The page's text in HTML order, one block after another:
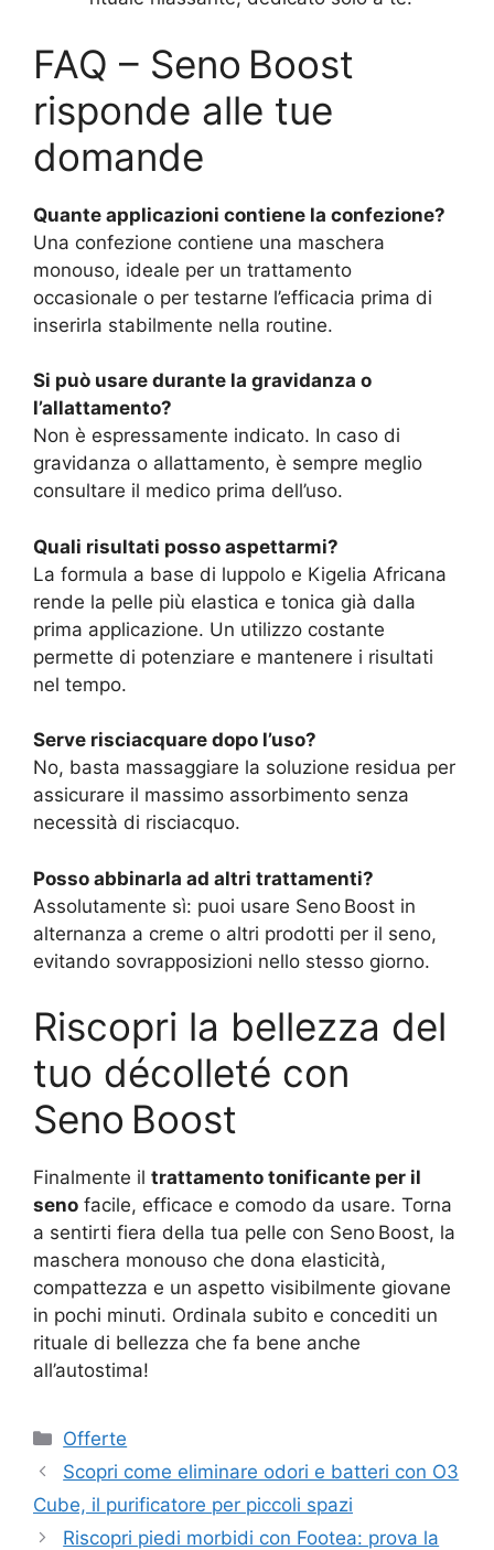
FAQ – Seno Boost
risponde alle tue
domande
Quante applicazioni contiene la confezione?
Una confezione contiene una maschera
monouso, ideale per un trattamento
occasionale o per testarne l’efficacia prima di
inserirla stabilmente nella routine.
Si può usare durante la gravidanza o
l’allattamento?
Non è espressamente indicato. In caso di
gravidanza o allattamento, è sempre meglio
consultare il medico prima dell’uso.
Quali risultati posso aspettarmi?
La formula a base di luppolo e Kigelia Africana
rende la pelle più elastica e tonica già dalla
prima applicazione. Un utilizzo costante
permette di potenziare e mantenere i risultati
nel tempo.
Serve risciacquare dopo l’uso?
No, basta massaggiare la soluzione residua per
assicurare il massimo assorbimento senza
necessità di risciacquo.
Posso abbinarla ad altri trattamenti?
Assolutamente sì: puoi usare Seno Boost in
alternanza a creme o altri prodotti per il seno,
evitando sovrapposizioni nello stesso giorno.
Riscopri la bellezza del
tuo décolleté con
Seno Boost
Finalmente il trattamento tonificante per il
seno facile, efficace e comodo da usare. Torna
a sentirti fiera della tua pelle con Seno Boost, la
maschera monouso che dona elasticità,
compattezza e un aspetto visibilmente giovane
in pochi minuti. Ordinala subito e concediti un
rituale di bellezza che fa bene anche
all’autostima!
Categorie
Offerte
Scopri come eliminare odori e batteri con O3
Cube, il purificatore per piccoli spazi
Riscopri piedi morbidi con Footea: prova la